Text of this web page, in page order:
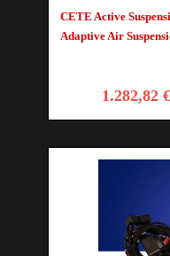
CETE Active
Adaptive Air
1.282,82